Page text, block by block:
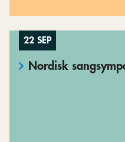
22 SEP
Nordisk